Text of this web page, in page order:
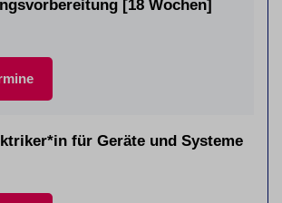
[18 Wochen]
für Geräte und Systeme